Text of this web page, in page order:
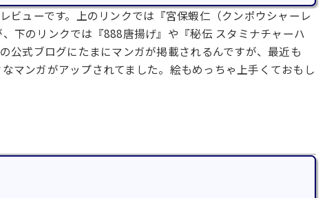
レビューです。上のリンクでは『宮保蝦仁（クンポウシャーレ
下のリンクでは『888唐揚げ』や『秘伝 スタミナチャーハ
公式ブログにたまにマンガが掲載されるんですが、最近も
マンガがアップされてました。絵もめっちゃ上手くておもし